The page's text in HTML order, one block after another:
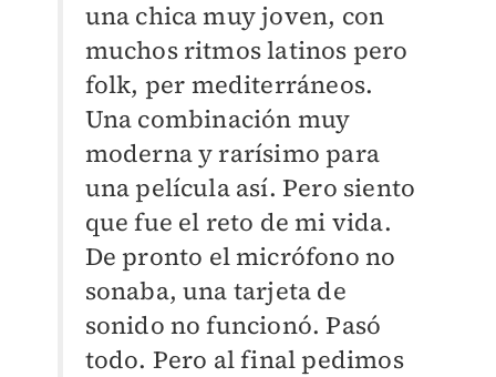
una chica muy joven, con
muchos ritmos latinos pero
folk, per mediterráneos.
Una combinación muy
moderna y rarísimo para
una película así. Pero siento
que fue el reto de mi vida.
De pronto el micrófono no
sonaba, una tarjeta de
sonido no funcionó. Pasó
todo. Pero al final pedimos